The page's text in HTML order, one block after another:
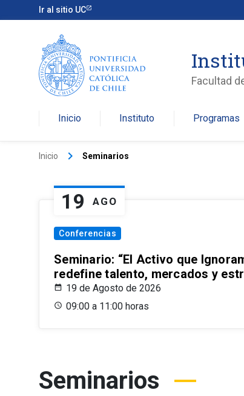
Ir al sitio UC
Facultad
Inicio Instituto Programas
Inicio keyboard_arrow_right Seminarios
19 AGO
Conferencias
Seminario: “El Activo que
redefine talento, mercados y
19 de Agosto de 2026
09:00 a 11:00 horas
Seminarios